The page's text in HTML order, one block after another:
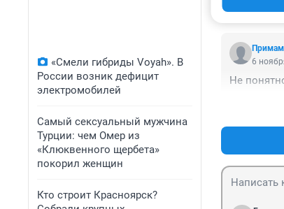
«Смели гибриды Voyah». В
России возник дефицит
электромобилей
Самый сексуальный мужчина
Турции: чем Омер из
«Клюквенного щербета»
покорил женщин
Кто строит Красноярск?
Примам
6
Не